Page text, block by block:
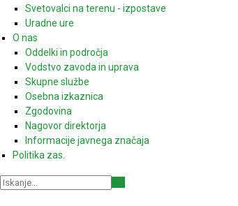
Svetovalci na terenu - izpostave
Uradne ure
O nas
Oddelki in področja
Vodstvo zavoda in uprava
Skupne službe
Osebna izkaznica
Zgodovina
Nagovor direktorja
Informacije javnega značaja
Politika zas.